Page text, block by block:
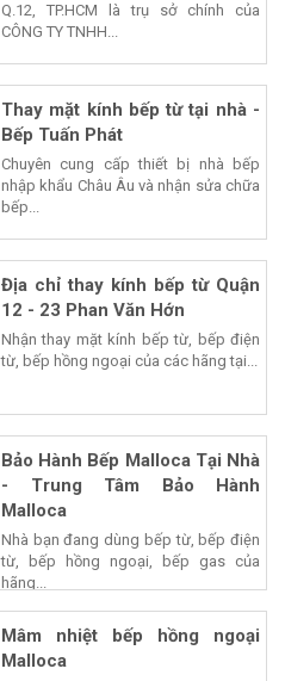
Q.12, TP.HCM là trụ sở chính của
CÔNG TY TNHH...
Thay mặt kính bếp từ tại nhà -
Bếp Tuấn Phát
Chuyên cung cấp thiết bị nhà bếp
nhập khẩu Châu Âu và nhận sửa chữa
bếp...
Địa chỉ thay kính bếp từ Quận
12 - 23 Phan Văn Hớn
Nhận thay mặt kính bếp từ, bếp điện
từ, bếp hồng ngoại của các hãng tại...
Bảo Hành Bếp Malloca Tại Nhà
- Trung Tâm Bảo Hành
Malloca
Nhà bạn đang dùng bếp từ, bếp điện
từ, bếp hồng ngoại, bếp gas của
hãng...
Mâm nhiệt bếp hồng ngoại
Malloca